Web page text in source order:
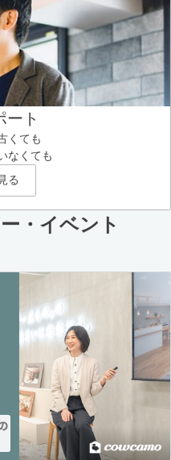
ート
くても
なくても
る
・イベント